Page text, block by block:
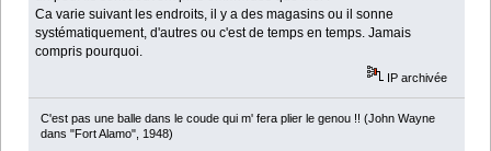
Ca varie suivant les endroits, il y a des magasins ou il sonne
systématiquement, d'autres ou c'est de temps en temps. Jamais
compris pourquoi.
IP archivée
C'est pas une balle dans le coude qui m' fera plier le genou !! (John Wayne
dans "Fort Alamo", 1948)